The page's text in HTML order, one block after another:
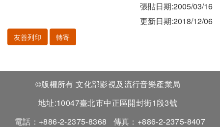
張貼日期:2005/03/16
更新日期:2018/12/06
友善列印 轉寄
©版權所有 文化部影視及流行音樂產業局
地址:10047臺北市中正區開封街1段3號
電話：+886-2-2375-8368
傳真：+886-2-2375-8407